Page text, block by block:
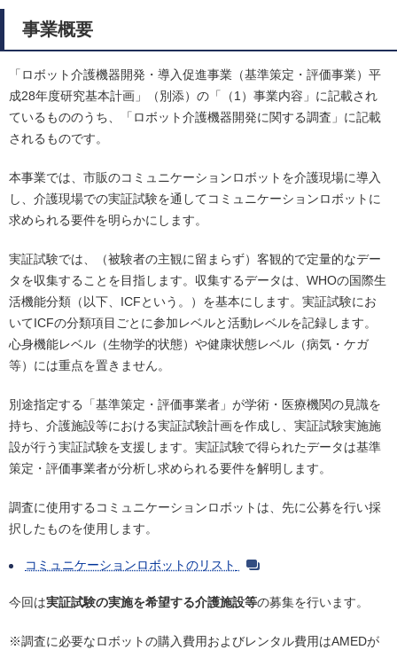
事業概要
「ロボット介護機器開発・導入促進事業（基準策定・評価事業）平
成28年度研究基本計画」（別添）の「（1）事業内容」に記載され
ているもののうち、「ロボット介護機器開発に関する調査」に記載
されるものです。
本事業では、市販のコミュニケーションロボットを介護現場に導入
し、介護現場での実証試験を通してコミュニケーションロボットに
求められる要件を明らかにします。
実証試験では、（被験者の主観に留まらず）客観的で定量的なデー
タを収集することを目指します。収集するデータは、WHOの国際生
活機能分類（以下、ICFという。）を基本にします。実証試験にお
いてICFの分類項目ごとに参加レベルと活動レベルを記録します。
心身機能レベル（生物学的状態）や健康状態レベル（病気・ケガ
等）には重点を置きません。
別途指定する「基準策定・評価事業者」が学術・医療機関の見識を
持ち、介護施設等における実証試験計画を作成し、実証試験実施施
設が行う実証試験を支援します。実証試験で得られたデータは基準
策定・評価事業者が分析し求められる要件を解明します。
調査に使用するコミュニケーションロボットは、先に公募を行い採
択したものを使用します。
コミュニケーションロボットのリスト
今回は実証試験の実施を希望する介護施設等の募集を行います。
※調査に必要なロボットの購入費用およびレンタル費用はAMEDが